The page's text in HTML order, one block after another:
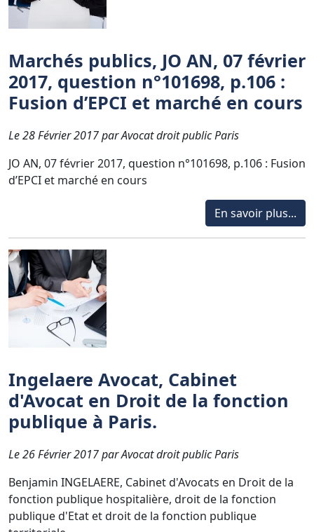
Marchés publics, JO AN, 07 février
2017, question n°101698, p.106 :
Fusion d’EPCI et marché en cours
Le 28 Février 2017 par Avocat droit public Paris
JO AN, 07 février 2017, question n°101698, p.106 : Fusion
d’EPCI et marché en cours
En savoir plus...
Ingelaere Avocat, Cabinet
d'Avocat en Droit de la fonction
publique à Paris.
Le 26 Février 2017 par Avocat droit public Paris
Benjamin INGELAERE, Cabinet d'Avocats en Droit de la
fonction publique hospitalière, droit de la fonction
publique d'Etat et droit de la fonction publique